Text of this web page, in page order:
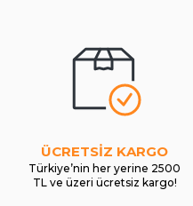
ÜCRETSİZ KARGO
Türkiye’nin her yerine 2500
TL ve üzeri ücretsiz kargo!